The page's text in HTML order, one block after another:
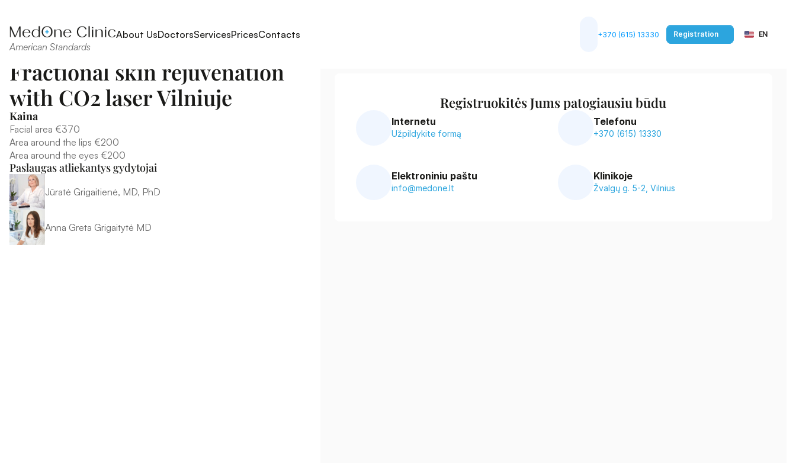
American Standards
About UsDoctorsServicesPricesContacts +370 (615) 13330 Registration
Select Language
EN
Fractional skin rejuvenation
with CO2 laser Vilniuje
Kaina
Facial area €370
Area around the lips €200
Area around the eyes €200
Paslaugas atliekantys gydytojai
Jūratė Grigaitienė, MD, PhD
Anna Greta Grigaitytė MD
Registruokitės Jums patogiausiu būdu
Internetu
Užpildykite formą
Telefonu
+370 (615) 13330
Elektroniniu paštu
info@medone.lt
Klinikoje
Žvalgų g. 5-2, Vilnius